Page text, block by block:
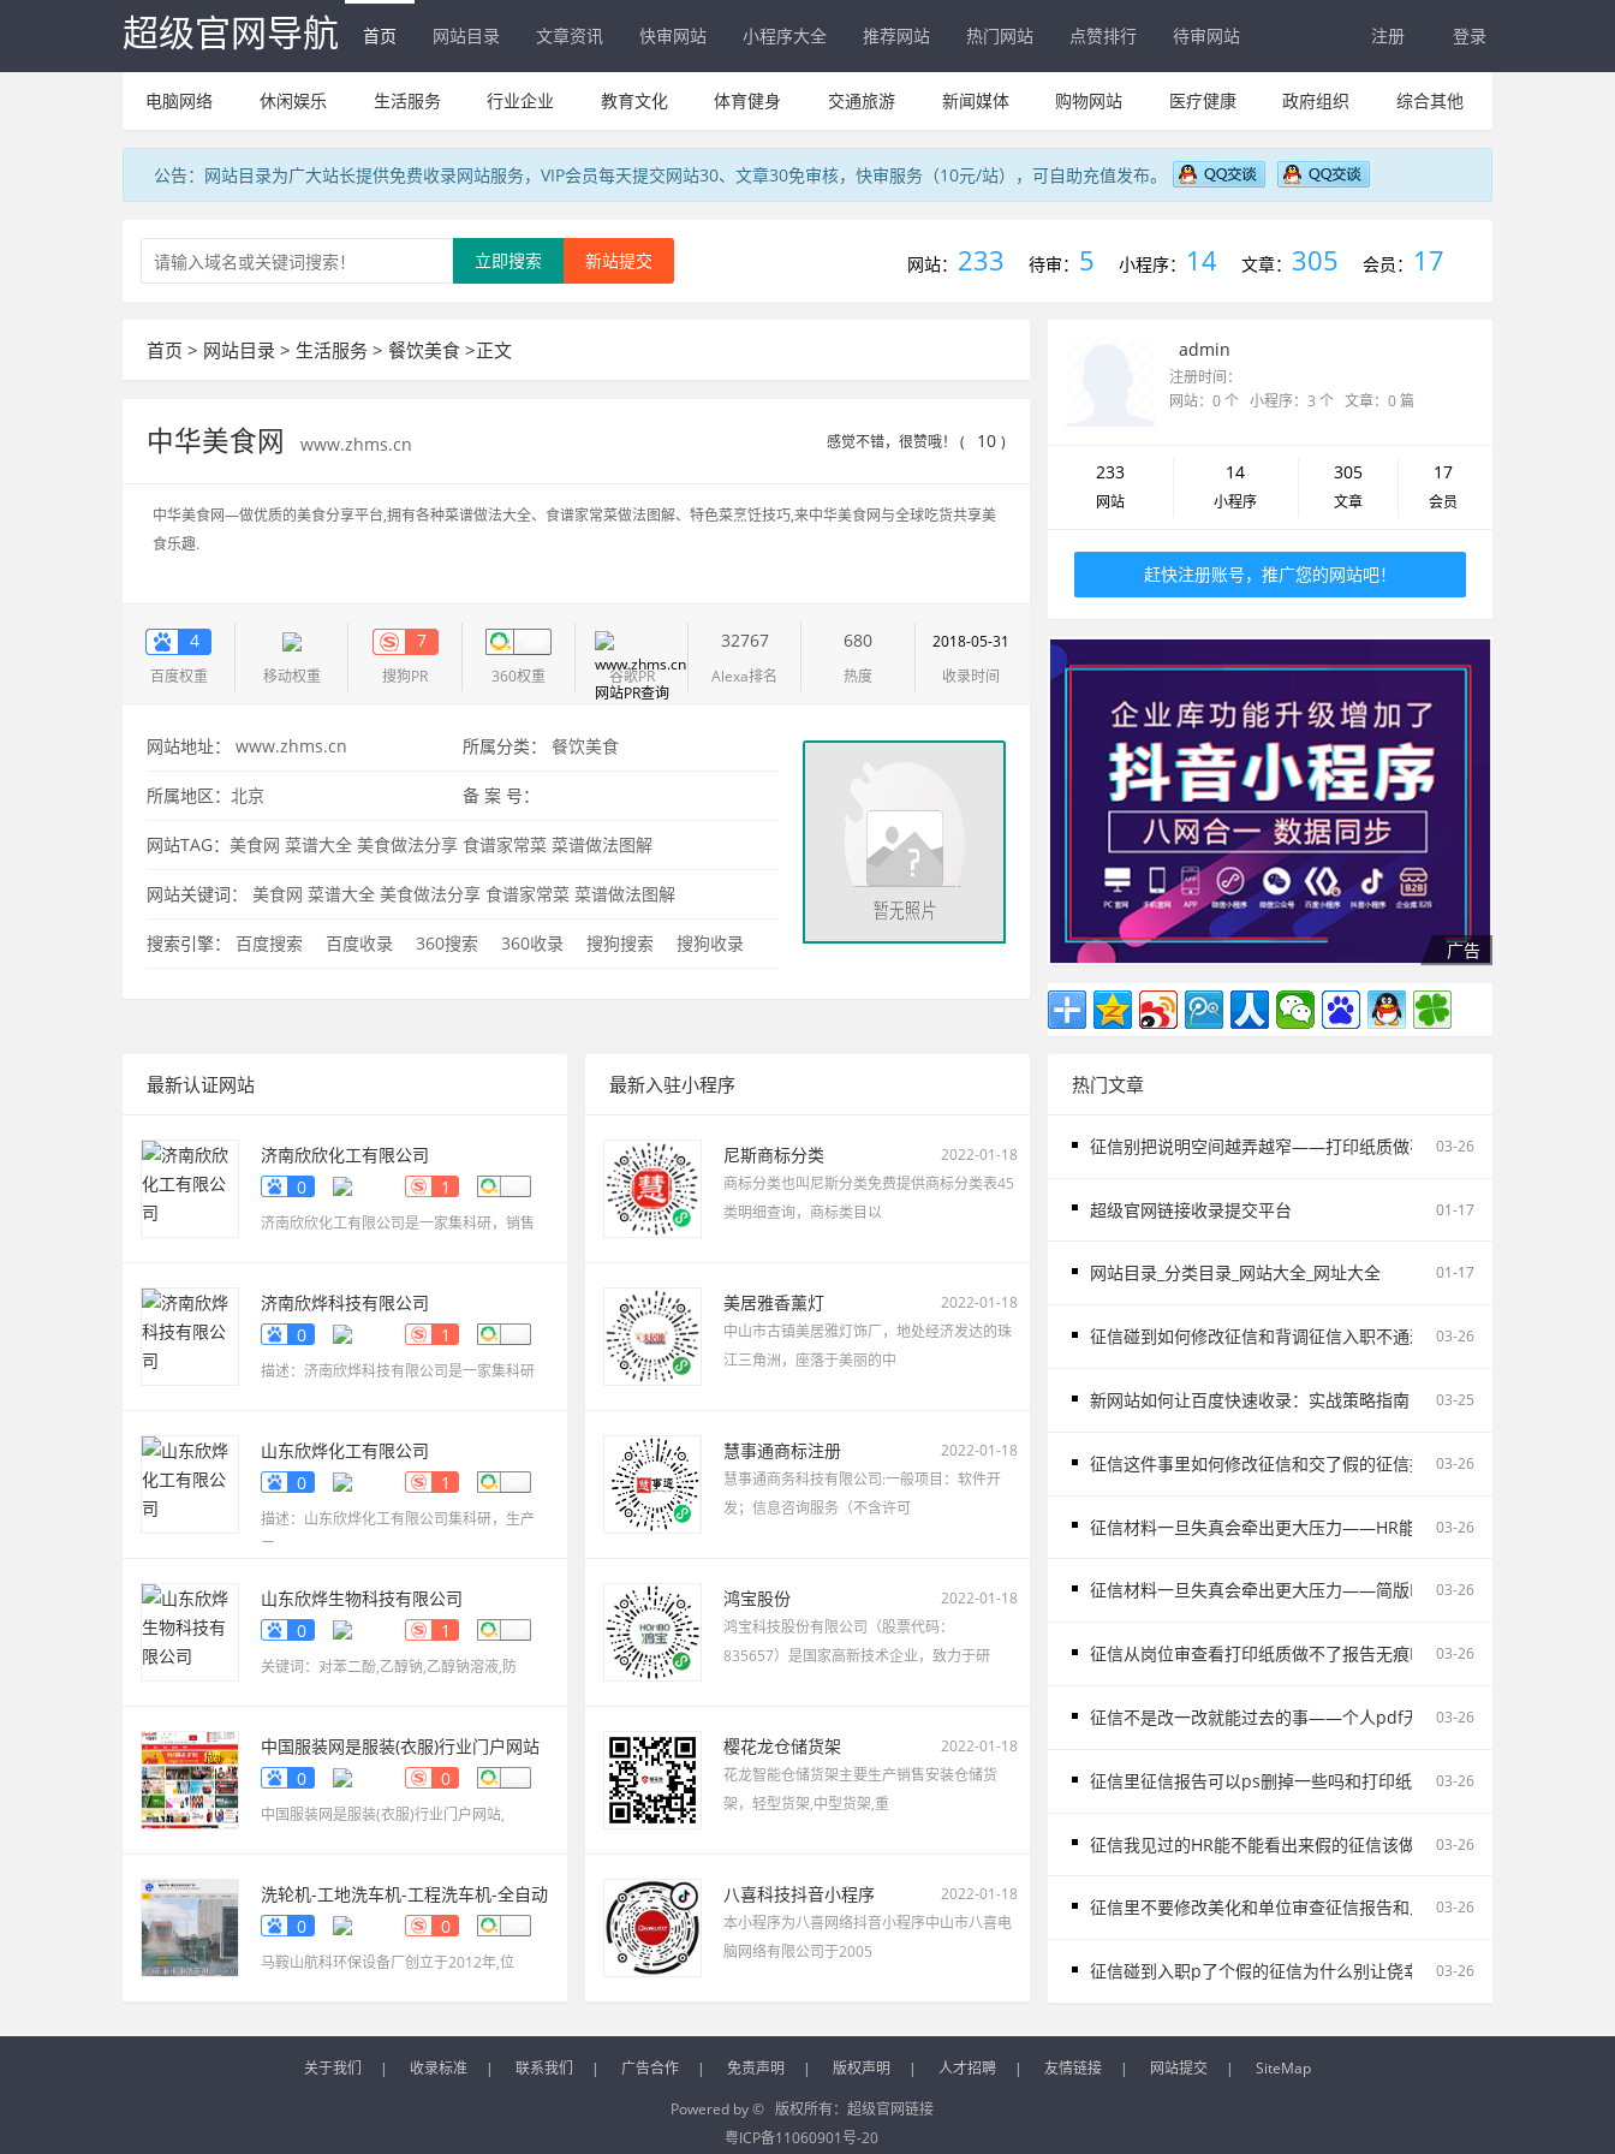
超级官网导航 首页 网站目录 文章资讯 快审网站 小程序大全 推荐网站 热门网站 点赞排行 待审网站 注册 登录
电脑网络 休闲娱乐 生活服务 行业企业 教育文化 体育健身 交通旅游 新闻媒体 购物网站 医疗健康 政府组织 综合其他
公告：网站目录为广大站长提供免费收录网站服务，VIP会员每天提交网站30、文章30免审核，快审服务（10元/站），可自助充值发布。
新站提交
立即搜索 网站： 233 待审： 5 小程序： 14 文章： 305 会员： 17
首页 > 网站目录 > 生活服务 > 餐饮美食 >正文
中华美食网 www.zhms.cn 感觉不错，很赞哦！ ( 10 )
中华美食网—做优质的美食分享平台,拥有各种菜谱做法大全、食谱家常菜做法图解、特色菜烹饪技巧,来中华美食网与全球吃货共享美
食乐趣.
4
百度权重 移动权重
7
搜狗PR 360权重 谷歌PR
32767
Alexa排名
680
热度
2018-05-31
收录时间
网站地址： www.zhms.cn 所属分类： 餐饮美食
所属地区： 北京 备 案 号：
网站TAG： 美食网 菜谱大全 美食做法分享 食谱家常菜 菜谱做法图解
网站关键词： 美食网 菜谱大全 美食做法分享 食谱家常菜 菜谱做法图解
搜索引擎： 百度搜索 百度收录 360搜索 360收录 搜狗搜索 搜狗收录
admin
注册时间：
网站：0 个 小程序：3 个 文章：0 篇
233
网站
14
小程序
305
文章
17
会员
赶快注册账号，推广您的网站吧！
最新认证网站
济南欣欣化工有限公司
www.sdyueqian.cn
0 1
济南欣欣化工有限公司是一家集科研，销售
济南欣烨科技有限公司
www.sdkaikai.cn
0 1
描述：济南欣烨科技有限公司是一家集科研
山东欣烨化工有限公司
www.sdxinyechem.cn
0 1
描述：山东欣烨化工有限公司集科研，生产
三
山东欣烨生物科技有限公司
www.sdxinyekeji.cn
0 1
关键词：对苯二酚,乙醇钠,乙醇钠溶液,防
中国服装网是服装(衣服)行业门户网站
fuzhuang.qiyeku.cn
0 0
中国服装网是服装(衣服)行业门户网站,
洗轮机-工地洗车机-工程洗车机-全自动
洗轮生产厂家[鲁企环
科] www.lqhb88.com
0 0
马鞍山航科环保设备厂创立于2012年,位
最新入驻小程序
尼斯商标分类
2022-01-18
商标分类也叫尼斯分类免费提供商标分类表45
类明细查询，商标类目以
美居雅香薰灯
2022-01-18
中山市古镇美居雅灯饰厂，地处经济发达的珠
江三角洲，座落于美丽的中
慧事通商标注册
2022-01-18
慧事通商务科技有限公司:一般项目：软件开
发；信息咨询服务（不含许可
鸿宝股份
2022-01-18
鸿宝科技股份有限公司（股票代码：
835657）是国家高新技术企业，致力于研
樱花龙仓储货架
2022-01-18
花龙智能仓储货架主要生产销售安装仓储货
架，轻型货架,中型货架,重
八喜科技抖音小程序
2022-01-18
本小程序为八喜网络抖音小程序中山市八喜电
脑网络有限公司于2005
热门文章
征信别把说明空间越弄越窄——打印纸质做不了报告无痕PS修改和如
03-26
超级官网链接收录提交平台 01-17
网站目录_分类目录_网站大全_网址大全 01-17
征信碰到如何修改征信和背调征信入职不通过为什么会让自己更被动
03-26
新网站如何让百度快速收录：实战策略指南 03-25
征信这件事里如何修改征信和交了假的征信报告被单位发现容易把记
03-26
征信材料一旦失真会牵出更大压力——HR能不能看出来假的征信不该
03-26
征信材料一旦失真会牵出更大压力——简版PDF文件解密和入职征信报
03-26
征信从岗位审查看打印纸质做不了报告无痕PS修改会影响后续职场判断
03-26
征信不是改一改就能过去的事——个人pdf无痕修改是不对的容易把记
03-26
征信里征信报告可以ps删掉一些吗和打印纸质做不了报告无痕PS修改
03-26
征信我见过的HR能不能看出来假的征信该做的是如实说明
03-26
征信里不要修改美化和单位审查征信报告和入职征信报告逾期为何常
03-26
征信碰到入职p了个假的征信为什么别让侥幸改变求职走向
03-26
关于我们 | 收录标准 | 联系我们 | 广告合作 | 免责声明 | 版权声明 | 人才招聘 | 友情链接 | 网站提交 |
SiteMap
Powered by © 版权所有： 超级官网链接
粤ICP备11060901号-20